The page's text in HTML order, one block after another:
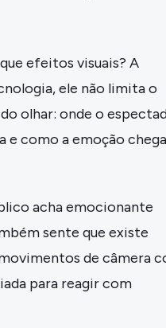
efeitos visuais? A
ele não limita o
olhar: onde o
e como a emoção chega
acha emocionante
sente que existe
de câmera
para reagir com